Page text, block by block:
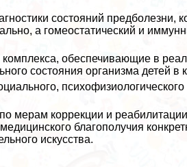
состояний предболезни,
а гомеостатический и
обеспечивающие в
состояния организма детей в
мерам коррекции и
благополучия
искусства.